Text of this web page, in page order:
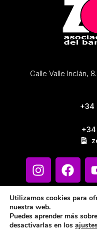
Calle Valle Inclán,
+34
+34
Utilizamos cookies para
nuestra web.
Puedes aprender más
desactivarlas en los